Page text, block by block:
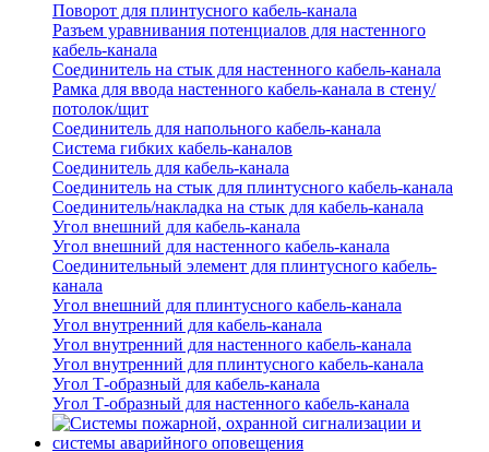
Поворот для плинтусного кабель-канала
Разъем уравнивания потенциалов для настенного
кабель-канала
Соединитель на стык для настенного кабель-канала
Рамка для ввода настенного кабель-канала в стену/
потолок/щит
Соединитель для напольного кабель-канала
Система гибких кабель-каналов
Соединитель для кабель-канала
Соединитель на стык для плинтусного кабель-канала
Соединитель/накладка на стык для кабель-канала
Угол внешний для кабель-канала
Угол внешний для настенного кабель-канала
Соединительный элемент для плинтусного кабель-
канала
Угол внешний для плинтусного кабель-канала
Угол внутренний для кабель-канала
Угол внутренний для настенного кабель-канала
Угол внутренний для плинтусного кабель-канала
Угол Т-образный для кабель-канала
Угол Т-образный для настенного кабель-канала